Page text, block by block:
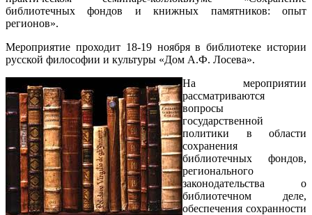
библиотечных фондов и книжных памятников: опыт
регионов».
Мероприятие проходит 18-19 ноября в библиотеке истории
русской философии и культуры «Дом А.Ф. Лосева».
На мероприятии
рассматриваются
вопросы
государственной
политики в области
сохранения
библиотечных фондов,
регионального
законодательства о
библиотечном деле,
обеспечения сохранности